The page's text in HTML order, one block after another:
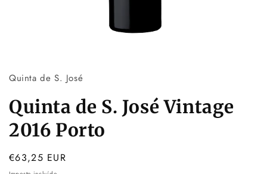
1
Quinta de S. José
Quinta de S. José Vintage
2016 Porto
Preço
€63,25 EUR